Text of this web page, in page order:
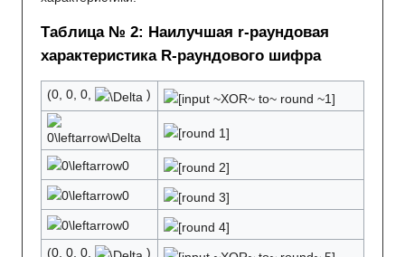
Таблица № 2: Наилучшая r-раундовая
характеристика R-раундового шифра
(0, 0, 0, )
(0, 0, 0, )